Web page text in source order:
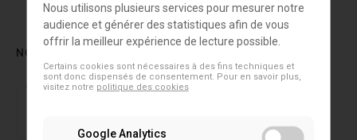
NOS DERNIERS PRODUITS
Laboratoire forensique
Nous utilisons plusieurs services pour mesurer notre
audience et générer des statistiques afin de vous
offrir la meilleur expérience de lecture possible.
Certains cookies sont nécessaires à des fins techniques et
sont donc dispensés de consentement. Pour en savoir plus,
visitez notre politique des cookies
Google Analytics